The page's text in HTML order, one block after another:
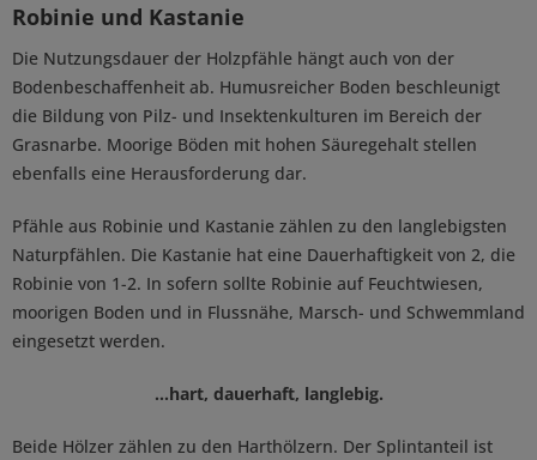
Robinie und Kastanie
Die Nutzungsdauer der Holzpfähle hängt auch von der
Bodenbeschaffenheit ab. Humusreicher Boden beschleunigt
die Bildung von Pilz- und Insektenkulturen im Bereich der
Grasnarbe. Moorige Böden mit hohen Säuregehalt stellen
ebenfalls eine Herausforderung dar.
Pfähle aus Robinie und Kastanie zählen zu den langlebigsten
Naturpfählen. Die Kastanie hat eine Dauerhaftigkeit von 2, die
Robinie von 1-2. In sofern sollte Robinie auf Feuchtwiesen,
moorigen Boden und in Flussnähe, Marsch- und Schwemmland
eingesetzt werden.
...hart, dauerhaft, langlebig.
Beide Hölzer zählen zu den Harthölzern. Der Splintanteil ist